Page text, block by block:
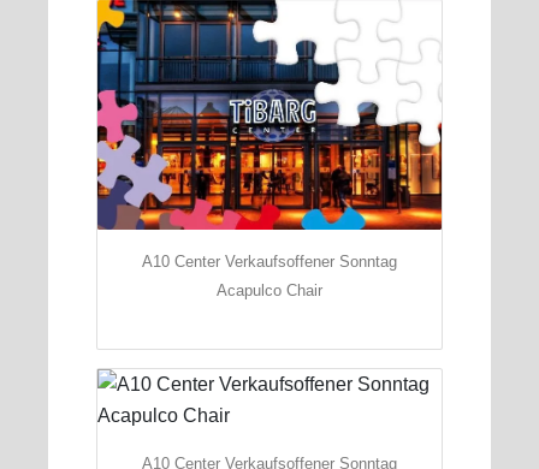
A10 Center Verkaufsoffener Sonntag
Acapulco Chair
A10 Center Verkaufsoffener Sonntag